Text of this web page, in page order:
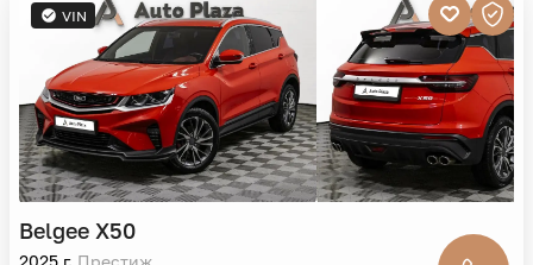
VIN
Belgee X50
2025 г. Престиж